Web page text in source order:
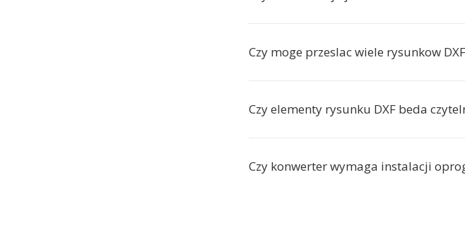
Czy moge przeslac wiele rysunkow
Czy elementy rysunku DXF beda
Czy konwerter wymaga instalacji